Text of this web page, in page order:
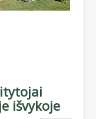
išvykoje